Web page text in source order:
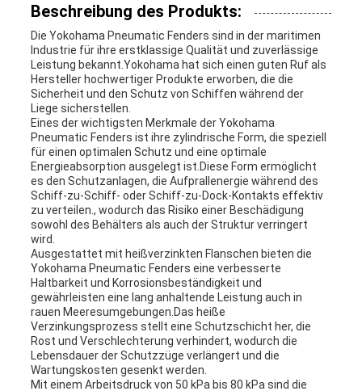
SITEMAP
PRIVACY
POLICY
Beschreibung des Produkts:
Die Yokohama Pneumatic Fenders sind in der maritimen
Industrie für ihre erstklassige Qualität und zuverlässige
Leistung bekannt.Yokohama hat sich einen guten Ruf als
Hersteller hochwertiger Produkte erworben, die die
Sicherheit und den Schutz von Schiffen während der
Liege sicherstellen.
Eines der wichtigsten Merkmale der Yokohama
Pneumatic Fenders ist ihre zylindrische Form, die speziell
für einen optimalen Schutz und eine optimale
Energieabsorption ausgelegt ist.Diese Form ermöglicht
es den Schutzanlagen, die Aufprallenergie während des
Schiff-zu-Schiff- oder Schiff-zu-Dock-Kontakts effektiv
zu verteilen., wodurch das Risiko einer Beschädigung
sowohl des Behälters als auch der Struktur verringert
wird.
Ausgestattet mit heißverzinkten Flanschen bieten die
Yokohama Pneumatic Fenders eine verbesserte
Haltbarkeit und Korrosionsbeständigkeit und
gewährleisten eine lang anhaltende Leistung auch in
rauen Meeresumgebungen.Das heiße
Verzinkungsprozess stellt eine Schutzschicht her, die
Rost und Verschlechterung verhindert, wodurch die
Lebensdauer der Schutzzüge verlängert und die
Wartungskosten gesenkt werden.
Mit einem Arbeitsdruck von 50 kPa bis 80 kPa sind die